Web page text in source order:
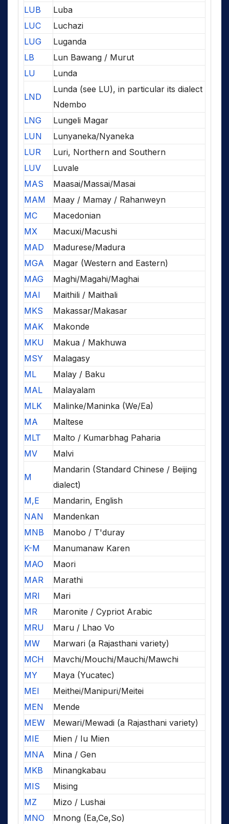
LUB
Luba
LUC
Luchazi
LUG
Luganda
LB
Lun Bawang / Murut
LU
Lunda
LND
Lunda (see LU), in particular its dialect
Ndembo
LNG
Lungeli Magar
LUN
Lunyaneka/Nyaneka
LUR
Luri, Northern and Southern
LUV
Luvale
MAS
Maasai/Massai/Masai
MAM
Maay / Mamay / Rahanweyn
MC
Macedonian
MX
Macuxi/Macushi
MAD
Madurese/Madura
MGA
Magar (Western and Eastern)
MAG
Maghi/Magahi/Maghai
MAI
Maithili / Maithali
MKS
Makassar/Makasar
MAK
Makonde
MKU
Makua / Makhuwa
MSY
Malagasy
ML
Malay / Baku
MAL
Malayalam
MLK
Malinke/Maninka (We/Ea)
MA
Maltese
MLT
Malto / Kumarbhag Paharia
MV
Malvi
M
Mandarin (Standard Chinese / Beijing
dialect)
M,E
Mandarin, English
NAN
Mandenkan
MNB
Manobo / T'duray
K-M
Manumanaw Karen
MAO
Maori
MAR
Marathi
MRI
Mari
MR
Maronite / Cypriot Arabic
MRU
Maru / Lhao Vo
MW
Marwari (a Rajasthani variety)
MCH
Mavchi/Mouchi/Mauchi/Mawchi
MY
Maya (Yucatec)
MEI
Meithei/Manipuri/Meitei
MEN
Mende
MEW
Mewari/Mewadi (a Rajasthani variety)
MIE
Mien / Iu Mien
MNA
Mina / Gen
MKB
Minangkabau
MIS
Mising
MZ
Mizo / Lushai
MNO
Mnong (Ea,Ce,So)